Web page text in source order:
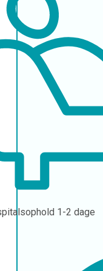
1-2 dage